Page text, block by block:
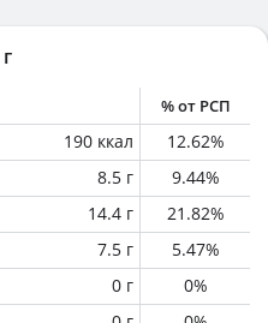
г
% от РСП
190 ккал 12.62%
8.5 г 9.44%
14.4 г 21.82%
7.5 г 5.47%
0 г 0%